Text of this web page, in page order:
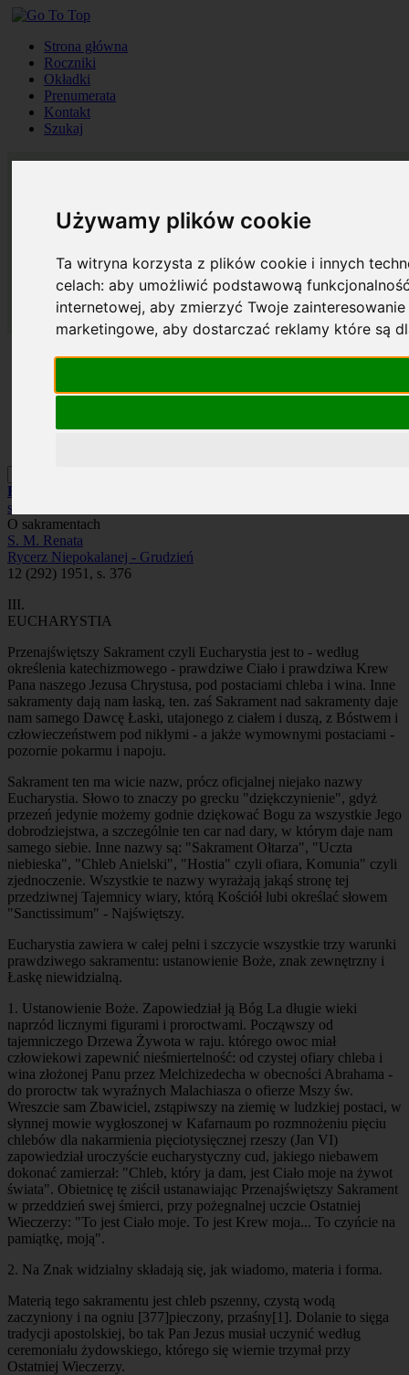
Używamy plików cookie
Ta witryna korzysta z plików cookie i innych
celach:aby umożliwić podstawową
internetowej,aby zmierzyć Twoje
marketingowe,aby dostarczać reklamy które są
Strona główna
Roczniki
Okładki
Prenumerata
Kontakt
Szukaj
Strona główna
Okładki
Kontakt
Roczniki
sakramentach
O sakramentach
S. M. Renata
Rycerz Niepokalanej - Grudzień
12 (292) 1951, s. 376
III.
EUCHARYSTIA
Przenajświętszy Sakrament czyli Eucharystia jest to - według
określenia katechizmowego - prawdziwe Ciało i prawdziwa Krew
Pana naszego Jezusa Chrystusa, pod postaciami chleba i wina. Inne
sakramenty dają nam łaską, ten. zaś Sakrament nad sakramenty daje
nam samego Dawcę Łaski, utajonego z ciałem i duszą, z Bóstwem i
człowieczeństwem pod nikłymi - a jakże wymownymi postaciami -
pozornie pokarmu i napoju.
Sakrament ten ma wicie nazw, prócz oficjalnej niejako nazwy
Eucharystia. Słowo to znaczy po grecku "dziękczynienie", gdyż
przezeń jedynie możemy godnie dziękować Bogu za wszystkie Jego
dobrodziejstwa, a szczególnie ten car nad dary, w którym daje nam
samego siebie. Inne nazwy są: "Sakrament Ołtarza", "Uczta
niebieska", "Chleb Anielski", "Hostia" czyli ofiara, Komunia" czyli
zjednoczenie. Wszystkie te nazwy wyrażają jakąś stronę tej
przedziwnej Tajemnicy wiary, którą Kościół lubi określać słowem
"Sanctissimum" - Najświętszy.
Eucharystia zawiera w całej pełni i szczycie wszystkie trzy warunki
prawdziwego sakramentu: ustanowienie Boże, znak zewnętrzny i
Łaskę niewidzialną.
1. Ustanowienie Boże. Zapowiedział ją Bóg La długie wieki
naprzód licznymi figurami i proroctwami. Począwszy od
tajemniczego Drzewa Żywota w raju. którego owoc miał
człowiekowi zapewnić nieśmiertelność: od czystej ofiary chleba i
wina złożonej Panu przez Melchizedecha w obecności Abrahama -
do proroctw tak wyraźnych Malachiasza o ofierze Mszy św.
Wreszcie sam Zbawiciel, zstąpiwszy na ziemię w ludzkiej postaci, w
słynnej mowie wygłoszonej w Kafarnaum po rozmnożeniu pięciu
chlebów dla nakarmienia pięciotysięcznej rzeszy (Jan VI)
zapowiedział uroczyście eucharystyczny cud, jakiego niebawem
dokonać zamierzał: "Chleb, który ja dam, jest Ciało moje na żywot
świata". Obietnicę tę ziścił ustanawiając Przenajświętszy Sakrament
w przeddzień swej śmierci, przy pożegnalnej uczcie Ostatniej
Wieczerzy: "To jest Ciało moje. To jest Krew moja... To czyńcie na
pamiątkę, moją".
2. Na Znak widzialny składają się, jak wiadomo, materia i forma.
Materią tego sakramentu jest chleb pszenny, czystą wodą
zaczyniony i na ogniu [377]pieczony, przaśny[1]. Dolanie to sięga
tradycji apostolskiej, bo tak Pan Jezus musiał uczynić według
ceremoniału żydowskiego, którego się wiernie trzymał przy
Ostatniej Wieczerzy.